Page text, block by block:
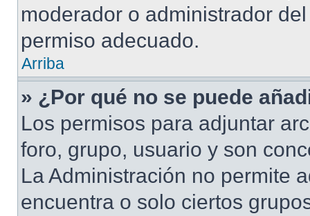
moderador o administrador
permiso adecuado.
Arriba
» ¿Por qué no se puede
Los permisos para adjuntar
foro, grupo, usuario y son
La Administración no permite
encuentra o solo ciertos